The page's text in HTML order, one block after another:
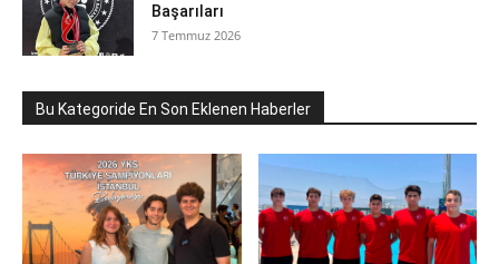
Başarıları
7 Temmuz 2026
Bu Kategoride En Son Eklenen Haberler